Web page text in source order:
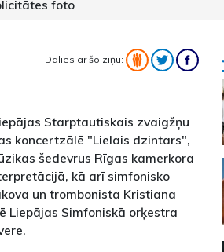
foto
Dalies ar šo ziņu:
Starptautiskais zvaigžņu
koncertzālē "Lielais dzintars",
šedevrus Rīgas kamerkora
kā arī simfonisko
un trombonista Kristiana
Liepājas Simfoniskā orķestra